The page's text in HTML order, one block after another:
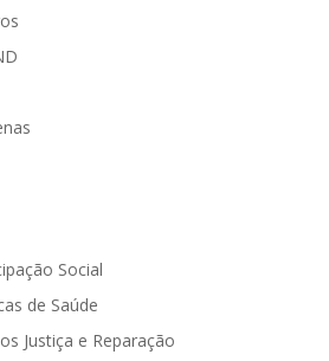
Social
de Saúde
Justiça e Reparação